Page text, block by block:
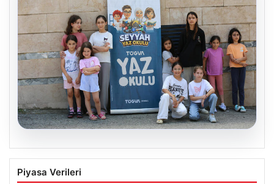
TÜGVA’dan çocuklar için meydan
şenlikleri
Piyasa Verileri